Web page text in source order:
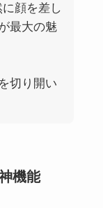
顔を差し
最大の魅
切り開い
機能